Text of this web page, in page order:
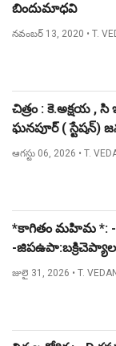
బిందుమాధవి
నవంబర్ 13, 2020 • T.
చిత్రం : కె.అక్షయ ,
ఘనపూర్ ( స్టేషన్)
ఆగస్టు 06, 2026 • T.
*కాగితం మహిమ *: -
-జిపఉపా:బక్రిచెప్యాల-
జులై 31, 2026 • T.